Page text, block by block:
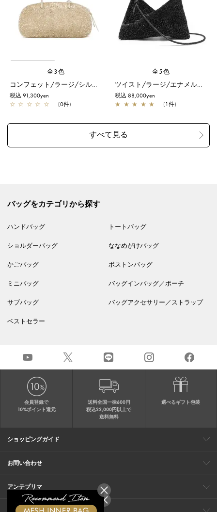
全3色
コンフェット/ラージ/シルバーゴールド
税込 91,300yen
☆ ☆ ☆ ☆ ☆ (0件)
全5色
ツイスト/ラージ/エナメルブラック
税込 88,000yen
★ ★ ★ ★ ★ (1件)
バッグをカテゴリから探す
ハンドバッグ トートバッグ
ショルダーバッグ ななめがけバッグ
かごバッグ ボストンバッグ
ミニバッグ バッグインバッグ／ポーチ
サブバッグ バッグアクセサリー／ストラップ
ベストセラー
会員登録で
10%ポイント還元
送料全国一律600円
税込22,000円以上で
送料無料
選べるギフト包装
ショッピングガイド
会員特典
ご購入・配送について
返品について
ギフト包装
FAQ
サイトマップ
お問い合わせ
メールでのお問い合わせ
お修理についてのお問い合わせお電話でのご注文・お問い合わせ
0120-03-6961
アンテプリマ
ブランドサイト
ショップリスト
ワイヤーバッグについて
特集
オンラインストアニュース
コーポレート